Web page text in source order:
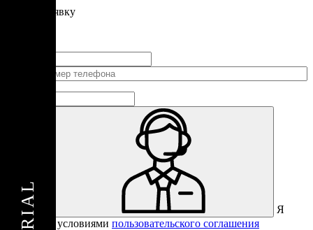
заявку
Отправить
Я
согласен с условиями пользовательского соглашения